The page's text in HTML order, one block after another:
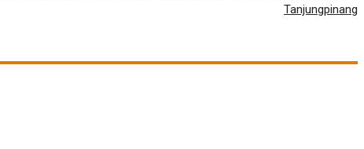
Tanjungpinang